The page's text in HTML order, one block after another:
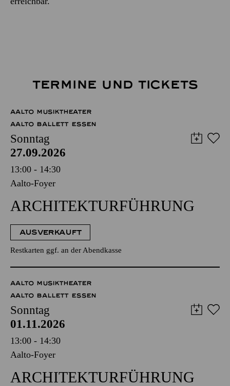
TERMINE UND TICKETS
AALTO MUSIKTHEATER
AALTO BALLETT ESSEN
Sonntag
27.09.2026
13:00 - 14:30
Aalto-Foyer
ARCHITEKTUR­FÜHRUNG
AUSVERKAUFT
Restkarten ggf. an der Abendkasse
AALTO MUSIKTHEATER
AALTO BALLETT ESSEN
Sonntag
01.11.2026
13:00 - 14:30
Aalto-Foyer
ARCHITEKTUR­FÜHRUNG